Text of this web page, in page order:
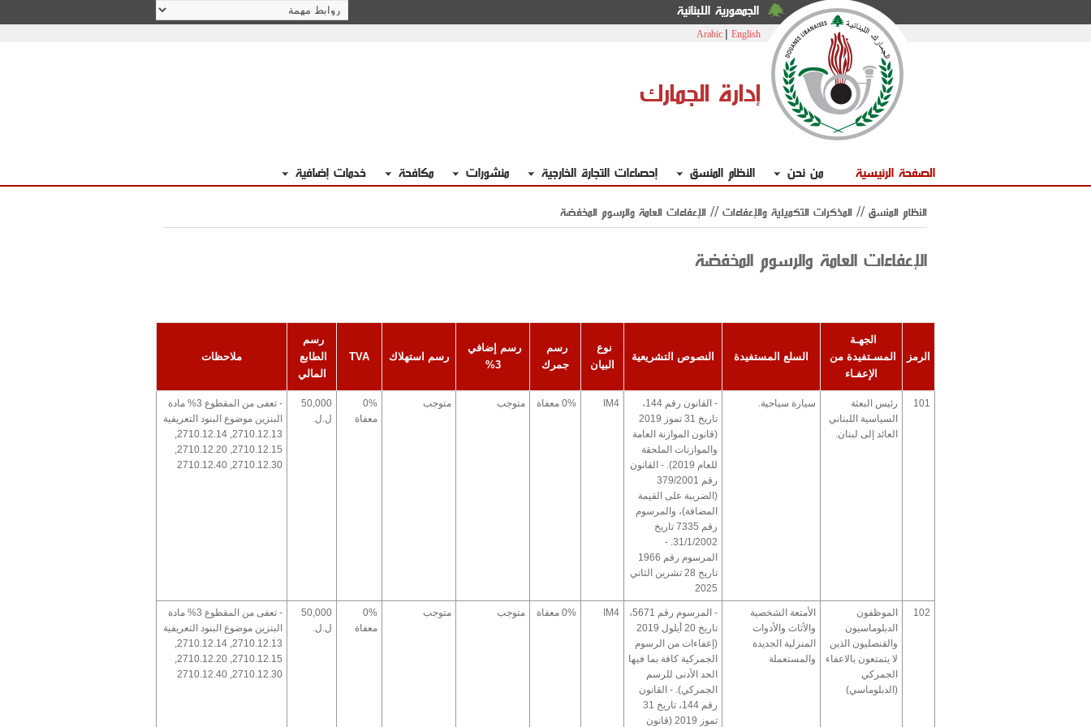
الجمهورية اللبنانية
Arabic | English
إدارة الجمارك
الصفحة الرئيسية من نحن النظام المنسق إحصاءات التجارة الخارجية منشورات مكافحة خدمات إضافية
النظام المنسق // المذكرات التكميلية والإعفاءات // الإعفاءات العامة والرسوم المخفضة
الإعفاءات العامة والرسوم المخفضة
الرمز
الإعفـاء
السلع المستفيدة النصوص التشريعية
البيان
جمرك
3%
رسم استهلاك TVA
المالي
ملاحظات
101
رئيس البعثة
السياسية اللبناني
العائد إلى لبنان.
سيارة سياحية.
- القانون رقم 144،
تاريخ 31 تموز 2019
(قانون الموازنة العامة
والموازنات الملحقة
للعام 2019). - القانون
رقم 379/2001
(الضريبة على القيمة
المضافة)، والمرسوم
رقم 7335 تاريخ
31/1/2002. -
المرسوم رقم 1966
تاريخ 28 تشرين الثاني
2025
IM4 0% معفاة متوجب متوجب
0%
معفاة
50,000
ل.ل.
- تعفى من المقطوع 3% مادة
البنزين موضوع البنود التعريفية
2710.12.13, 2710.12.14,
2710.12.15, 2710.12.20,
2710.12.30, 2710.12.40
102
الموظفون
الدبلوماسيون
والقنصليون الذين
لا يتمتعون بالاعفاء
الجمركي
(الدبلوماسي)
الأمتعة الشخصية
والأثاث والأدوات
المنزلية الجديدة
والمستعملة
- المرسوم رقم 5671،
تاريخ 20 أيلول 2019
(إعفاءات من الرسوم
الجمركية كافة بما فيها
الحد الأدنى للرسم
الجمركي). - القانون
رقم 144، تاريخ 31
تموز 2019 (قانون
IM4 0% معفاة متوجب متوجب
0%
معفاة
50,000
ل.ل.
- تعفى من المقطوع 3% مادة
البنزين موضوع البنود التعريفية
2710.12.13, 2710.12.14,
2710.12.15, 2710.12.20,
2710.12.30, 2710.12.40